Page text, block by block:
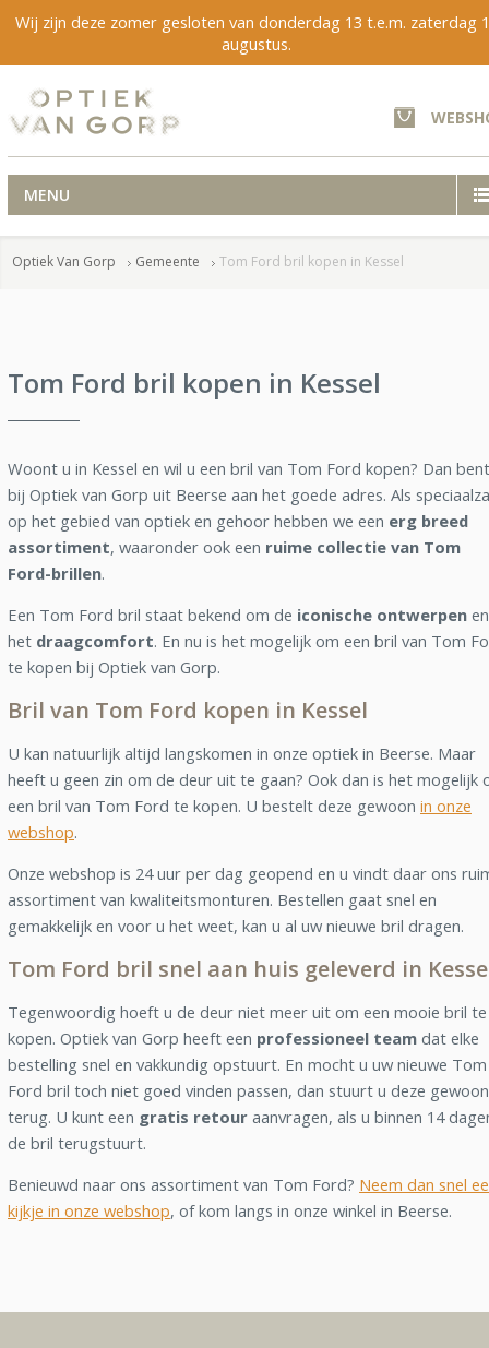
Wij zijn deze zomer gesloten van donderdag 13 t.e.m. zaterdag
augustus.
MENU
Optiek Van Gorp Gemeente Tom Ford bril kopen in Kessel
Tom Ford bril kopen in Kessel
Woont u in Kessel en wil u een bril van Tom Ford kopen? Dan
bij Optiek van Gorp uit Beerse aan het goede adres. Als
op het gebied van optiek en gehoor hebben we een erg breed
assortiment, waaronder ook een ruime collectie van Tom
Ford-brillen.
Een Tom Ford bril staat bekend om de iconische ontwerpen en
het draagcomfort. En nu is het mogelijk om een bril van Tom
te kopen bij Optiek van Gorp.
Bril van Tom Ford kopen in Kessel
U kan natuurlijk altijd langskomen in onze optiek in Beerse. Maar
heeft u geen zin om de deur uit te gaan? Ook dan is het mogelijk
een bril van Tom Ford te kopen. U bestelt deze gewoon in onze
webshop.
Onze webshop is 24 uur per dag geopend en u vindt daar ons
assortiment van kwaliteitsmonturen. Bestellen gaat snel en
gemakkelijk en voor u het weet, kan u al uw nieuwe bril dragen.
Tom Ford bril snel aan huis geleverd in
Tegenwoordig hoeft u de deur niet meer uit om een mooie bril te
kopen. Optiek van Gorp heeft een professioneel team dat elke
bestelling snel en vakkundig opstuurt. En mocht u uw nieuwe Tom
Ford bril toch niet goed vinden passen, dan stuurt u deze gewoon
terug. U kunt een gratis retour aanvragen, als u binnen 14
de bril terugstuurt.
Benieuwd naar ons assortiment van Tom Ford? Neem dan snel
kijkje in onze webshop, of kom langs in onze winkel in Beerse.